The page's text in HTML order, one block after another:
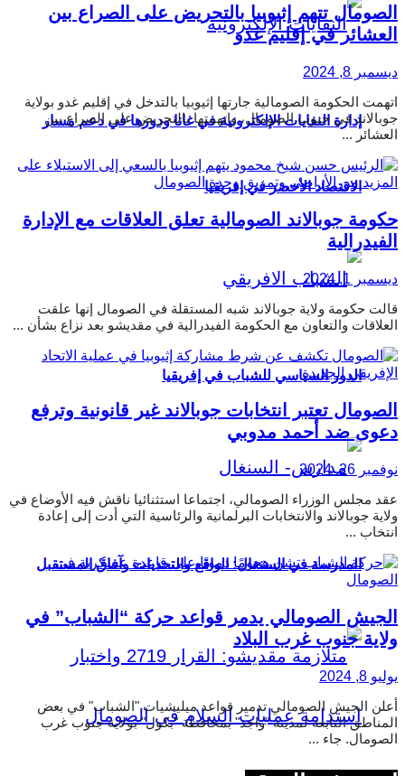
إدارة النفايات الإلكترونية في غانا ودورها في دعم مسار
الاقتصاد الأخضر في إفريقيا
الدور السياسي للشباب في إفريقيا
المدرسة في السنغال: الواقع والتحديات وآفاق المستقبل
الصومال تتهم إثيوبيا بالتحريض على الصراع بين
العشائر في إقليم غدو
ديسمبر 8, 2024
اتهمت الحكومة الصومالية جارتها إثيوبيا بالتدخل في إقليم غدو بولاية
جوبالاند في جنوب الصومال، واتهمتها بالتحريض على الصراع بين
العشائر ...
حكومة جوبالاند الصومالية تعلق العلاقات مع الإدارة
الفيدرالية
ديسمبر 1, 2024
قالت حكومة ولاية جوبالاند شبه المستقلة في الصومال إنها علقت
العلاقات والتعاون مع الحكومة الفيدرالية في مقديشو بعد نزاع بشأن ...
الصومال تعتبر انتخابات جوبالاند غير قانونية وترفع
دعوى ضد أحمد مدوبي
نوفمبر 26, 2024
عقد مجلس الوزراء الصومالي، اجتماعا استثنائيا ناقش فيه الأوضاع في
ولاية جوبالاند والانتخابات البرلمانية والرئاسية التي أدت إلى إعادة
انتخاب ...
الجيش الصومالي يدمر قواعد حركة “الشباب” في
ولاية جنوب غرب البلاد
يوليو 8, 2024
أعلن الجيش الصومالي تدمير قواعد ميليشيات "الشباب" في بعض
المناطق التابعة لمدينة "واجد" بمحافظة "بكول" بولاية جنوب غرب
الصومال. جاء ...